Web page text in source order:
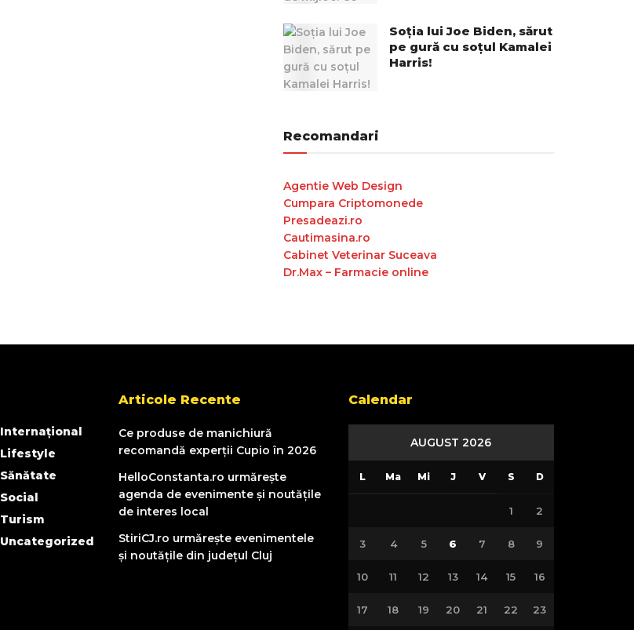
Soția lui Joe Biden, sărut
pe gură cu soțul Kamalei
Harris!
Recomandari
Agentie Web Design
Cumpara Criptomonede
Presadeazi.ro
Cautimasina.ro
Cabinet Veterinar Suceava
Dr.Max – Farmacie online
Internațional
Lifestyle
Sănătate
Social
Turism
Uncategorized
Articole Recente
Ce produse de manichiură
recomandă experții Cupio în 2026
HelloConstanta.ro urmărește
agenda de evenimente și noutățile
de interes local
StiriCJ.ro urmărește evenimentele
și noutățile din județul Cluj
Calendar
AUGUST 2026
L Ma Mi J V S D
1 2
3 4 5 6 7 8 9
10 11 12 13 14 15 16
17 18 19 20 21 22 23